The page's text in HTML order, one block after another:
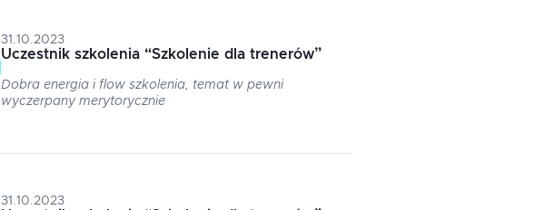
31.10.2023
Uczestnik szkolenia “Szkolenie dla trenerów”
Dobra energia i flow szkolenia, temat w pewni
wyczerpany merytorycznie
31.10.2023